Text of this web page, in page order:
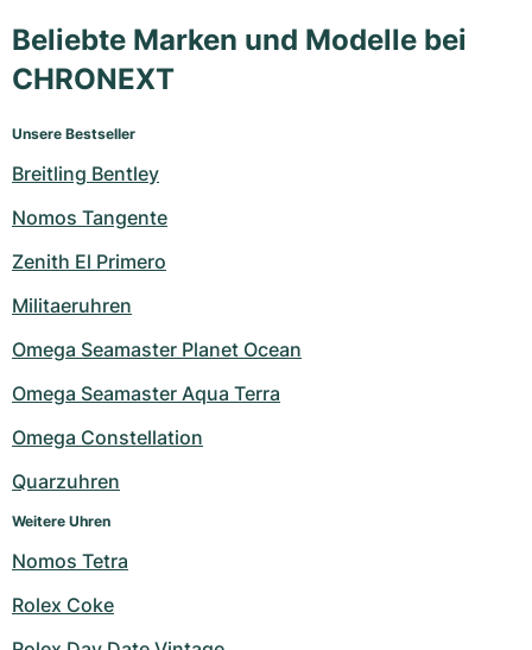
Beliebte Marken und Modelle bei
CHRONEXT
Unsere Bestseller
Breitling Bentley
Nomos Tangente
Zenith El Primero
Militaeruhren
Omega Seamaster Planet Ocean
Omega Seamaster Aqua Terra
Omega Constellation
Quarzuhren
Weitere Uhren
Nomos Tetra
Rolex Coke